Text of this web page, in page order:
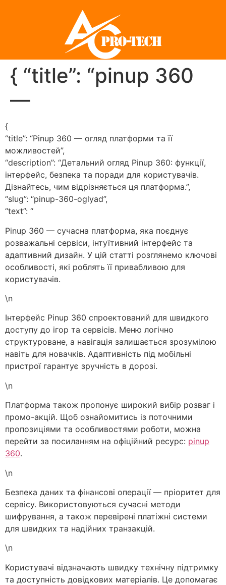
{ “title”: “pinup 360
—
{
“title”: “Pinup 360 — огляд платформи та її
можливостей”,
“description”: “Детальний огляд Pinup 360: функції,
інтерфейс, безпека та поради для користувачів.
Дізнайтесь, чим відрізняється ця платформа.”,
“slug”: “pinup-360-oglyad”,
“text”: “
Pinup 360 — сучасна платформа, яка поєднує
розважальні сервіси, інтуїтивний інтерфейс та
адаптивний дизайн. У цій статті розглянемо ключові
особливості, які роблять її привабливою для
користувачів.
\n
Інтерфейс Pinup 360 спроектований для швидкого
доступу до ігор та сервісів. Меню логічно
структуроване, а навігація залишається зрозумілою
навіть для новачків. Адаптивність під мобільні
пристрої гарантує зручність в дорозі.
\n
Платформа також пропонує широкий вибір розваг і
промо-акцій. Щоб ознайомитись із поточними
пропозиціями та особливостями роботи, можна
перейти за посиланням на офіційний ресурс: pinup
360.
\n
Безпека даних та фінансові операції — пріоритет для
сервісу. Використовуються сучасні методи
шифрування, а також перевірені платіжні системи
для швидких та надійних транзакцій.
\n
Користувачі відзначають швидку технічну підтримку
та доступність довідкових матеріалів. Це допомагає